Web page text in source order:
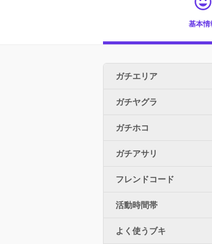
基本情
ガチエリア
ガチヤグラ
ガチホコ
ガチアサリ
フレンドコード
活動時間帯
よく使うブキ